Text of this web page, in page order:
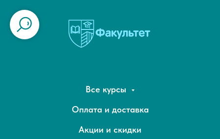
Все курсы
Оплата и доставка
Акции и скидки